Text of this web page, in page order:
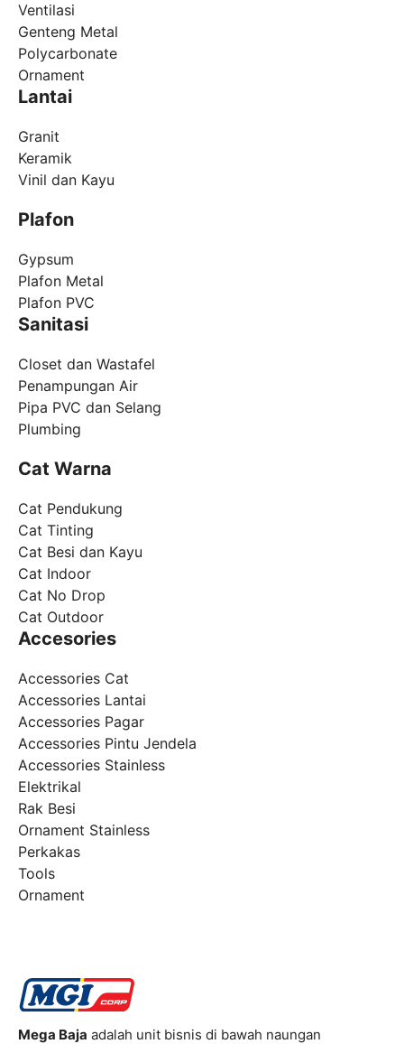
Ventilasi
Genteng Metal
Polycarbonate
Ornament
Lantai
Granit
Keramik
Vinil dan Kayu
Plafon
Gypsum
Plafon Metal
Plafon PVC
Sanitasi
Closet dan Wastafel
Penampungan Air
Pipa PVC dan Selang
Plumbing
Cat Warna
Cat Pendukung
Cat Tinting
Cat Besi dan Kayu
Cat Indoor
Cat No Drop
Cat Outdoor
Accesories
Accessories Cat
Accessories Lantai
Accessories Pagar
Accessories Pintu Jendela
Accessories Stainless
Elektrikal
Rak Besi
Ornament Stainless
Perkakas
Tools
Ornament
Mega Baja adalah unit bisnis di bawah naungan